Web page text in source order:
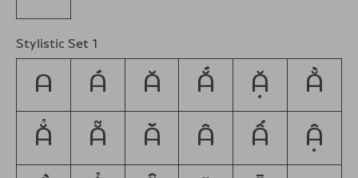
Stylistic Set 1
A Á Ă Ắ Ặ Ằ
Ẳ Ẵ Ǎ Â Ấ Ậ